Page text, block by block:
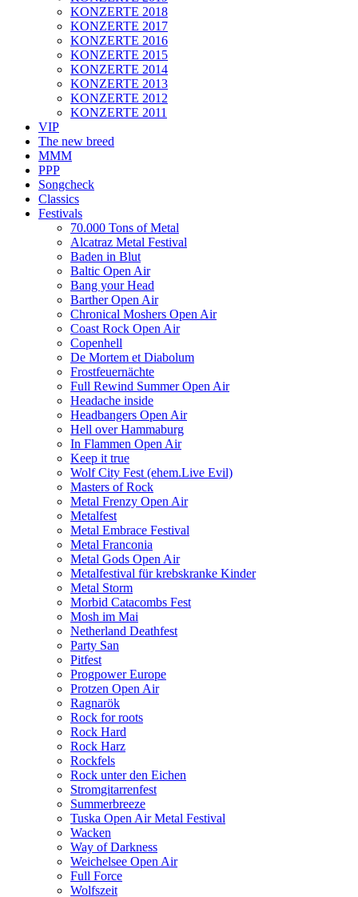
KONZERTE 2018
KONZERTE 2017
KONZERTE 2016
KONZERTE 2015
KONZERTE 2014
KONZERTE 2013
KONZERTE 2012
KONZERTE 2011
VIP
The new breed
MMM
PPP
Songcheck
Classics
Festivals
70.000 Tons of Metal
Alcatraz Metal Festival
Baden in Blut
Baltic Open Air
Bang your Head
Barther Open Air
Chronical Moshers Open Air
Coast Rock Open Air
Copenhell
De Mortem et Diabolum
Frostfeuernächte
Full Rewind Summer Open Air
Headache inside
Headbangers Open Air
Hell over Hammaburg
In Flammen Open Air
Keep it true
Wolf City Fest (ehem.Live Evil)
Masters of Rock
Metal Frenzy Open Air
Metalfest
Metal Embrace Festival
Metal Franconia
Metal Gods Open Air
Metalfestival für krebskranke Kinder
Metal Storm
Morbid Catacombs Fest
Mosh im Mai
Netherland Deathfest
Party San
Pitfest
Progpower Europe
Protzen Open Air
Ragnarök
Rock for roots
Rock Hard
Rock Harz
Rockfels
Rock unter den Eichen
Stromgitarrenfest
Summerbreeze
Tuska Open Air Metal Festival
Wacken
Way of Darkness
Weichelsee Open Air
Full Force
Wolfszeit